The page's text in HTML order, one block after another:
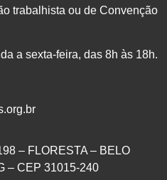
trabalhista ou de Convenção
a sexta-feira, das 8h às 18h.
– FLORESTA – BELO
– CEP 31015-240